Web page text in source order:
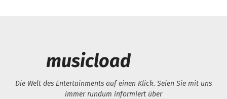
musicload
Die Welt des Entertainments auf einen Klick. Seien Sie mit uns
immer rundum informiert über